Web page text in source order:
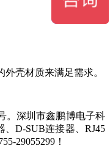
壳材质来满足需求。
。深圳市鑫鹏博电子科
D-SUB连接器、RJ45
29055299！